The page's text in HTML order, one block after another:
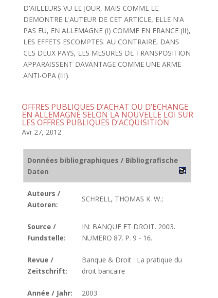
D'AILLEURS VU LE JOUR, MAIS COMME LE
DEMONTRE L'AUTEUR DE CET ARTICLE, ELLE N'A
PAS EU, EN ALLEMAGNE (I) COMME EN FRANCE (II),
LES EFFETS ESCOMPTES. AU CONTRAIRE, DANS
CES DEUX PAYS, LES MESURES DE TRANSPOSITION
APPARAISSENT DAVANTAGE COMME UNE ARME
ANTI-OPA (III).
OFFRES PUBLIQUES D’ACHAT OU D’ECHANGE
EN ALLEMAGNE SELON LA NOUVELLE LOI SUR
LES OFFRES PUBLIQUES D’ACQUISITION
Avr 27, 2012
Données bibliographiques / Bibliografische
Daten
Auteurs /
Autoren:
SCHRELL, THOMAS K. W.;
Source /
Fundstelle:
IN: BANQUE ET DROIT. 2003.
NUMERO 87. P. 9 - 16.
Revue /
Zeitschrift:
Banque & Droit : La pratique du
droit bancaire
Année / Jahr: 2003